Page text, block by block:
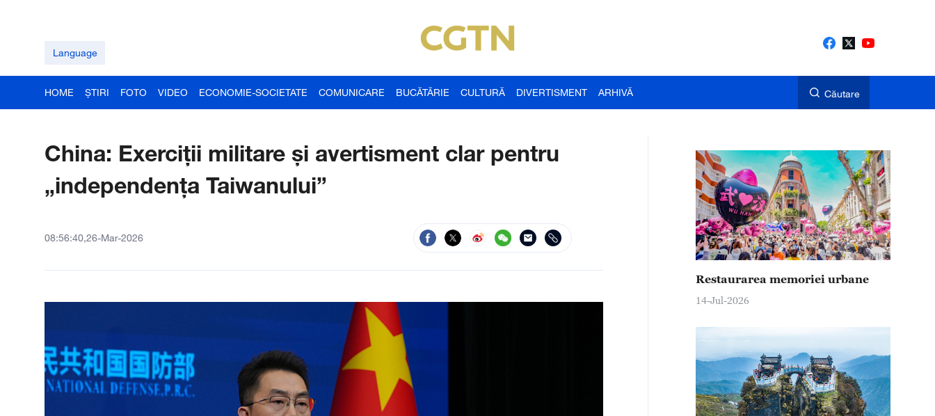
Language
HOME ȘTIRI FOTO VIDEO ECONOMIE-SOCIETATE COMUNICARE BUCĂTĂRIE CULTURĂ DIVERTISMENT ARHIVĂ Căutare
China: Exerciții militare și avertisment clar pentru
„independența Taiwanului”
08:56:40,26-Mar-2026
Restaurarea memoriei urbane
14-Jul-2026